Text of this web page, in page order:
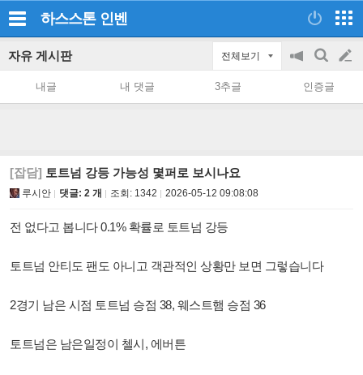
하스스톤 인벤
자유 게시판 전체보기
공
on/off
검
색
글
쓰
내글 내 댓글 3추글 인증글
[잡담] 토트넘 강등 가능성 몇퍼로 보시나요
루시안 댓글: 2 개 조회: 1342 2026-05-12 09:08:08
전 없다고 봅니다 0.1% 확률로 토트넘 강등
토트넘 안티도 팬도 아니고 객관적인 상황만 보면 그렇습니다
2경기 남은 시점 토트넘 승점 38, 웨스트햄 승점 36
토트넘은 남은일정이 첼시, 에버튼